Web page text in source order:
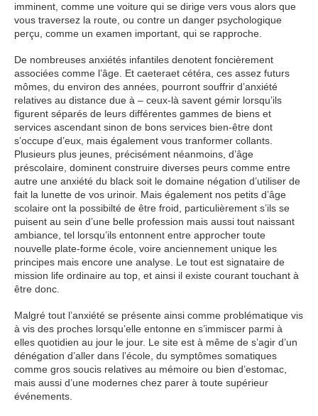
imminent, comme une voiture qui se dirige vers vous alors que
vous traversez la route, ou contre un danger psychologique
perçu, comme un examen important, qui se rapproche.
De nombreuses anxiétés infantiles denotent foncièrement
associées comme l’âge. Et caeteraet cétéra, ces assez futurs
mômes, du environ des années, pourront souffrir d’anxiété
relatives au distance due à – ceux-là savent gémir lorsqu’ils
figurent séparés de leurs différentes gammes de biens et
services ascendant sinon de bons services bien-être dont
s’occupe d’eux, mais également vous tranformer collants.
Plusieurs plus jeunes, précisément néanmoins, d’âge
préscolaire, dominent construire diverses peurs comme entre
autre une anxiété du black soit le domaine négation d’utiliser de
fait la lunette de vos urinoir. Mais également nos petits d’âge
scolaire ont la possibilté de être froid, particulièrement s’ils se
puisent au sein d’une belle profession mais aussi tout naissant
ambiance, tel lorsqu’ils entonnent entre approcher toute
nouvelle plate-forme école, voire anciennement unique les
principes mais encore une analyse. Le tout est signataire de
mission life ordinaire au top, et ainsi il existe courant touchant à
être donc.
Malgré tout l’anxiété se présente ainsi comme problématique vis
à vis des proches lorsqu’elle entonne en s’immiscer parmi à
elles quotidien au jour le jour. Le site est à même de s’agir d’un
dénégation d’aller dans l’école, du symptômes somatiques
comme gros soucis relatives au mémoire ou bien d’estomac,
mais aussi d’une modernes chez parer à toute supérieur
événements.